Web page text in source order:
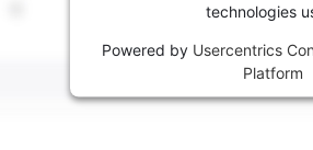
technologies
Powered by Usercentrics
Platform